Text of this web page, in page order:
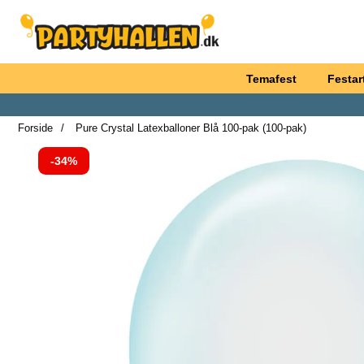
Startside for Partyhallen AB
Temafest
Forside
Pure Crystal Latexballoner Blå 100-pak (100-pak)
Prisen er reduceret med
-34%